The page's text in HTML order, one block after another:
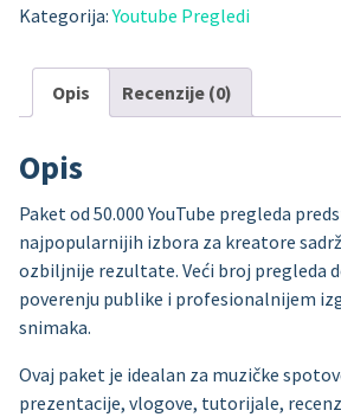
količina
Kategorija:Youtube Pregledi
Opis Recenzije (0)
Opis
Paket od 50.000 YouTube pregleda
najpopularnijih izbora za kreatore
ozbiljnije rezultate. Veći broj pregleda
poverenju publike i profesionalnijem
snimaka.
Ovaj paket je idealan za muzičke
prezentacije, vlogove, tutorijale,